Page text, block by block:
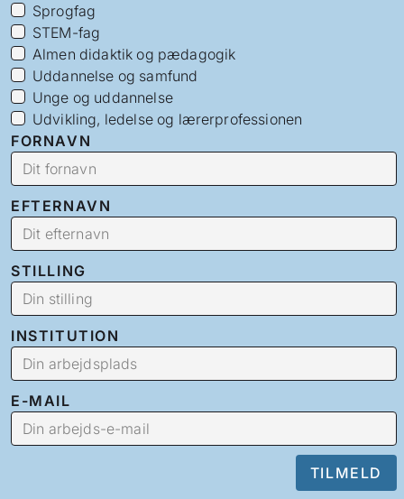
Sprogfag
STEM-fag
Almen didaktik og pædagogik
Uddannelse og samfund
Unge og uddannelse
Udvikling, ledelse og lærerprofessionen
FORNAVN
EFTERNAVN
STILLING
INSTITUTION
E-MAIL